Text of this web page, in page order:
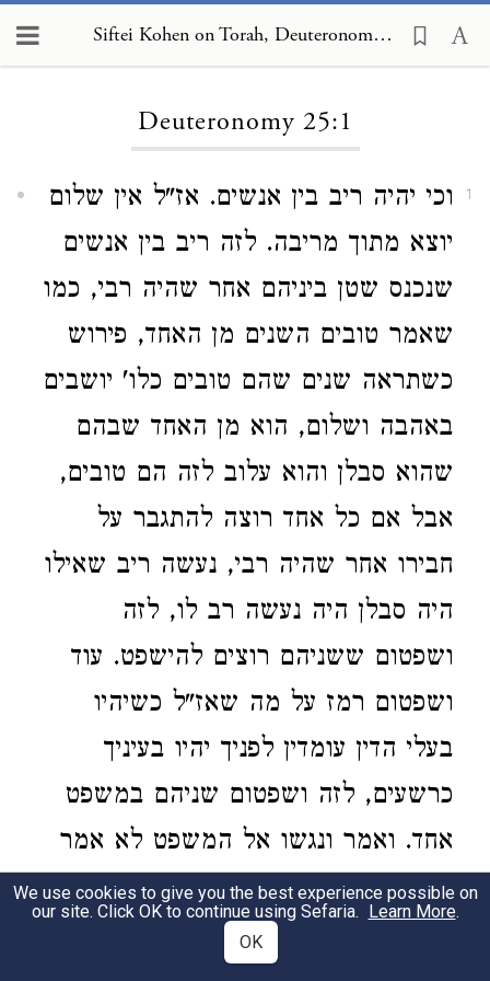
Siftei Kohen on Torah, Deuteronomy 25:1
Deuteronomy 25:1
1
וכי יהיה ריב בין אנשים. אז"ל אין שלום
יוצא מתוך מריבה. לזה ריב בין אנשים
שנכנס שטן ביניהם אחר שהיה רבי, כמו
שאמר טובים השנים מן האחד, פירוש
כשתראה שנים שהם טובים כלו' יושבים
באהבה ושלום, הוא מן האחד שבהם
שהוא סבלן והוא עלוב לזה הם טובים,
אבל אם כל אחד רוצה להתגבר על
חבירו אחר שהיה רבי, נעשה ריב שאילו
היה סבלן היה נעשה רב לו, לזה
ושפטום ששניהם רוצים להישפט. עוד
ושפטום רמז על מה שאז"ל כשיהיו
בעלי הדין עומדין לפניך יהיו בעיניך
כרשעים, לזה ושפטום שניהם במשפט
אחד. ואמר ונגשו אל המשפט לא אמר
אל השופט, לומר שלא רצו בפשרה ולא
רצו אלא בדין, ואז"ל לא חרבה ירושלים
We use cookies to give you the best experience possible on
our site. Click OK to continue using Sefaria. Learn More.
OK